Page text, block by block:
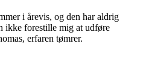
i årevis, og den har aldrig
ikke forestille mig at udføre
erfaren tømrer.